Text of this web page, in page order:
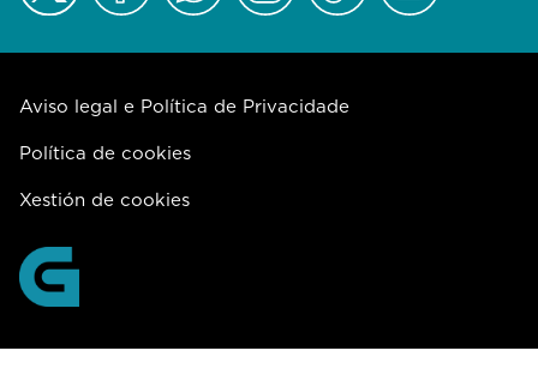
Aviso legal e Política de Privacidade
Política de cookies
Xestión de cookies